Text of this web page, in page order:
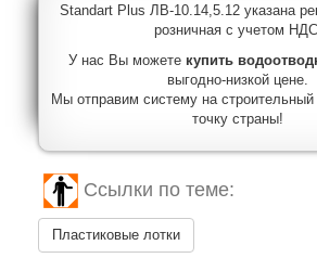
Standart Plus ЛВ-10.14,5.12 указана
розничная с учетом НДС.
У нас Вы можете купить
выгодно-низкой цене.
Мы отправим систему на
точку страны!
Ссылки по теме:
Пластиковые лотки